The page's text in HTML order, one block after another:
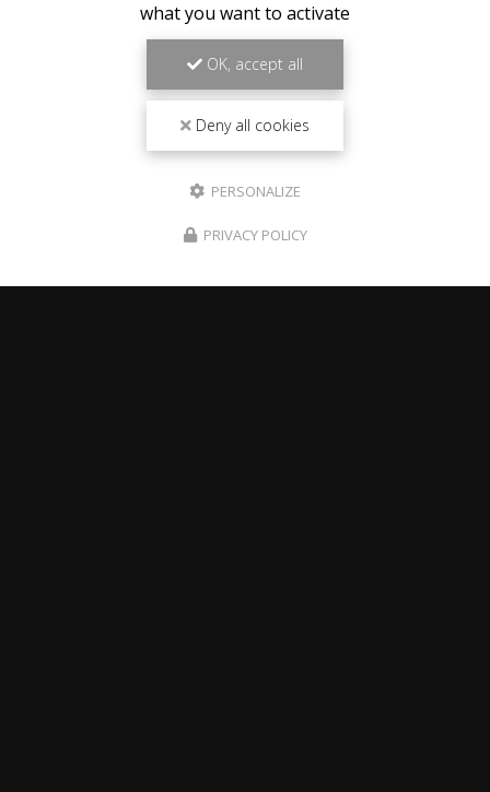
what you want to activate
OK, accept all
Deny all cookies
PERSONALIZE
PRIVACY POLICY